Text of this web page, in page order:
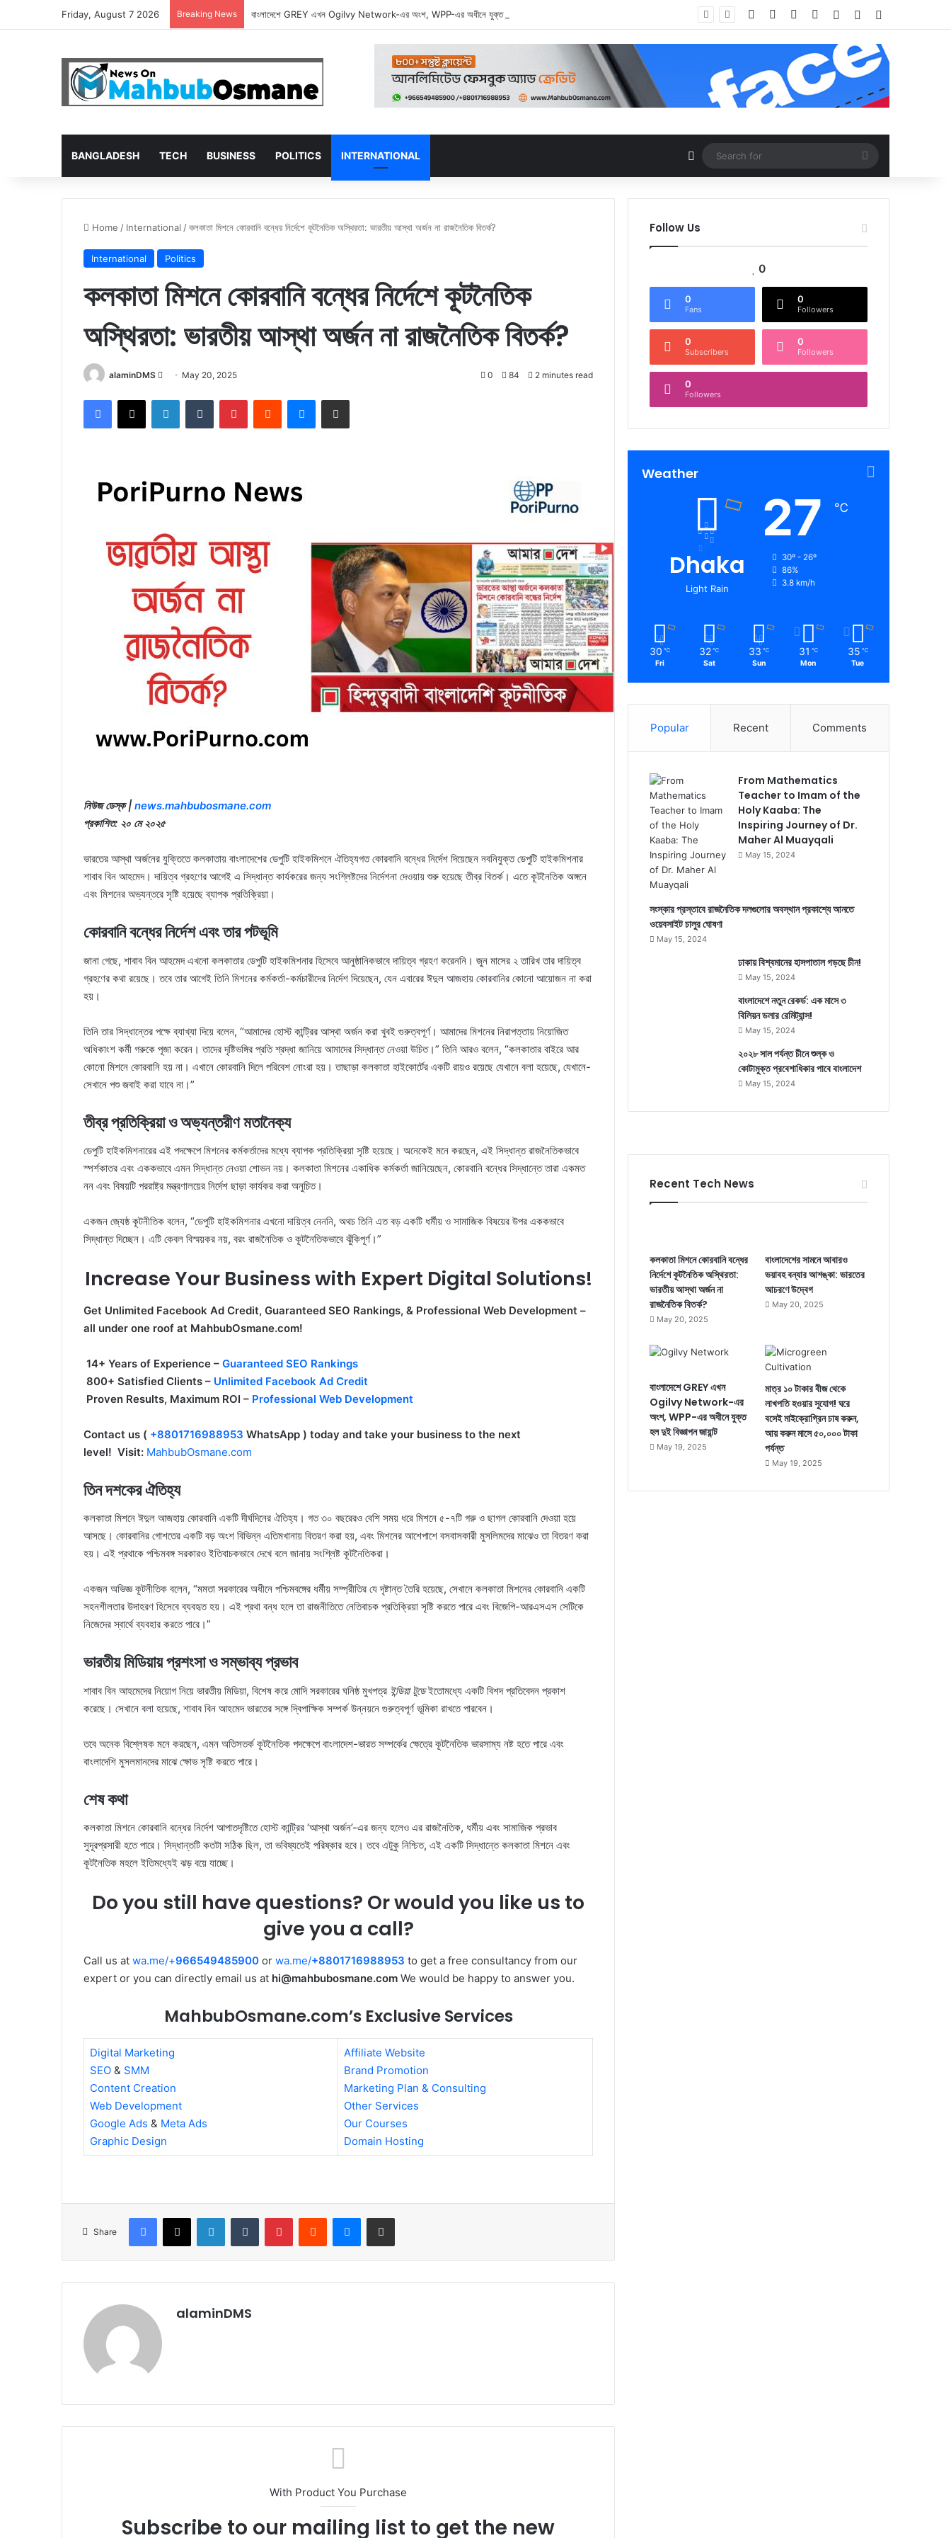
Friday, August 7 2026 Breaking News বাংলাদেশে GREY এখন Ogilvy Network-এর অংশ, WPP-এর অধীনে যুক্ত হল দুই বিজ্ঞাপন জায়ান্ট Facebook YouTubeInstagram
Log InRandom Article
BANGLADESH TECH BUSINESS POLITICS INTERNATIONAL Random Article
Search
for
Home / International /কলকাতা মিশনে কোরবানি বন্ধের নির্দেশে কূটনৈতিক অস্থিরতা: ভারতীয় আস্থা অর্জন না রাজনৈতিক বিতর্ক?
International Politics
কলকাতা মিশনে কোরবানি বন্ধের নির্দেশে কূটনৈতিক
অস্থিরতা: ভারতীয় আস্থা অর্জন না রাজনৈতিক বিতর্ক?
alaminDMS
Send
email
May 20, 2025 0 84 2 minutes read
Facebook
X LinkedInTumblr PinterestReddit Messenger
Share via Email
নিউজ ডেস্ক | news.mahbubosmane.com
প্রকাশিত: ২০ মে ২০২৫
ভারতের আস্থা অর্জনের যুক্তিতে কলকাতায় বাংলাদেশের ডেপুটি হাইকমিশনে ঐতিহ্যগত কোরবানি বন্ধের নির্দেশ দিয়েছেন নবনিযুক্ত ডেপুটি হাইকমিশনার
শাবাব বিন আহমেদ। দায়িত্ব গ্রহণের আগেই এ সিদ্ধান্ত কার্যকরের জন্য সংশ্লিষ্টদের নির্দেশনা দেওয়ায় শুরু হয়েছে তীব্র বিতর্ক। এতে কূটনৈতিক অঙ্গনে
এবং মিশনের অভ্যন্তরে সৃষ্টি হয়েছে ব্যাপক প্রতিক্রিয়া।
কোরবানি বন্ধের নির্দেশ এবং তার পটভূমি
জানা গেছে, শাবাব বিন আহমেদ এখনো কলকাতার ডেপুটি হাইকমিশনার হিসেবে আনুষ্ঠানিকভাবে দায়িত্ব গ্রহণ করেননি। জুন মাসের ২ তারিখ তার দায়িত্ব
গ্রহণের কথা রয়েছে। তবে তার আগেই তিনি মিশনের কর্মকর্তা-কর্মচারীদের নির্দেশ দিয়েছেন, যেন এবারের ঈদুল আজহায় কোরবানির কোনো আয়োজন না করা
হয়।
তিনি তার সিদ্ধান্তের পক্ষে ব্যাখ্যা দিয়ে বলেন, “আমাদের হোস্ট কান্ট্রির আস্থা অর্জন করা খুবই গুরুত্বপূর্ণ। আমাদের মিশনের নিরাপত্তায় নিয়োজিত
অধিকাংশ কর্মী গরুকে পূজা করেন। তাদের দৃষ্টিভঙ্গির প্রতি শ্রদ্ধা জানিয়ে আমাদের সিদ্ধান্ত নেওয়া উচিত।” তিনি আরও বলেন, “কলকাতার বাইরে আর
কোনো মিশনে কোরবানি হয় না। এখানে কোরবানি দিলে পরিবেশ নোংরা হয়। তাছাড়া কলকাতা হাইকোর্টের একটি রায়ও রয়েছে যেখানে বলা হয়েছে, যেখানে-
সেখানে পশু জবাই করা যাবে না।”
তীব্র প্রতিক্রিয়া ও অভ্যন্তরীণ মতানৈক্য
ডেপুটি হাইকমিশনারের এই পদক্ষেপে মিশনের কর্মকর্তাদের মধ্যে ব্যাপক প্রতিক্রিয়া সৃষ্টি হয়েছে। অনেকেই মনে করছেন, এই সিদ্ধান্ত রাজনৈতিকভাবে
স্পর্শকাতর এবং এককভাবে এমন সিদ্ধান্ত নেওয়া শোভন নয়। কলকাতা মিশনের একাধিক কর্মকর্তা জানিয়েছেন, কোরবানি বন্ধের সিদ্ধান্তে তারা একমত
নন এবং বিষয়টি পররাষ্ট্র মন্ত্রণালয়ের নির্দেশ ছাড়া কার্যকর করা অনুচিত।
একজন জ্যেষ্ঠ কূটনীতিক বলেন, “ডেপুটি হাইকমিশনার এখনো দায়িত্ব নেননি, অথচ তিনি এত বড় একটি ধর্মীয় ও সামাজিক বিষয়ের উপর এককভাবে
সিদ্ধান্ত দিচ্ছেন। এটি কেবল বিস্ময়কর নয়, বরং রাজনৈতিক ও কূটনৈতিকভাবে ঝুঁকিপূর্ণ।”
Increase Your Business with Expert Digital Solutions!
Get Unlimited Facebook Ad Credit, Guaranteed SEO Rankings, & Professional Web Development –
all under one roof at MahbubOsmane.com!
14+ Years of Experience – Guaranteed SEO Rankings
800+ Satisfied Clients – Unlimited Facebook Ad Credit
Proven Results, Maximum ROI – Professional Web Development
Contact us ( +8801716988953 WhatsApp ) today and take your business to the next
level! Visit: MahbubOsmane.com
তিন দশকের ঐতিহ্য
কলকাতা মিশনে ঈদুল আজহায় কোরবানি একটি দীর্ঘদিনের ঐতিহ্য। গত ৩০ বছরেরও বেশি সময় ধরে মিশনে ৫-৭টি গরু ও ছাগল কোরবানি দেওয়া হয়ে
আসছে। কোরবানির গোশতের একটি বড় অংশ বিভিন্ন এতিমখানায় বিতরণ করা হয়, এবং মিশনের আশেপাশে বসবাসকারী মুসলিমদের মাঝেও তা বিতরণ করা
হয়। এই প্রথাকে পশ্চিমবঙ্গ সরকারও ইতিবাচকভাবে দেখে বলে জানায় সংশ্লিষ্ট কূটনৈতিকরা।
একজন অভিজ্ঞ কূটনীতিক বলেন, “মমতা সরকারের অধীনে পশ্চিমবঙ্গের ধর্মীয় সম্প্রীতির যে দৃষ্টান্ত তৈরি হয়েছে, সেখানে কলকাতা মিশনের কোরবানি একটি
সহনশীলতার উদাহরণ হিসেবে ব্যবহৃত হয়। এই প্রথা বন্ধ হলে তা রাজনীতিতে নেতিবাচক প্রতিক্রিয়া সৃষ্টি করতে পারে এবং বিজেপি-আরএসএস সেটিকে
নিজেদের স্বার্থে ব্যবহার করতে পারে।”
ভারতীয় মিডিয়ায় প্রশংসা ও সম্ভাব্য প্রভাব
শাবাব বিন আহমেদের নিয়োগ নিয়ে ভারতীয় মিডিয়া, বিশেষ করে মোদি সরকারের ঘনিষ্ঠ মুখপত্র ইন্ডিয়া টুডেইতোমধ্যে একটি বিশদ প্রতিবেদন প্রকাশ
করেছে। সেখানে বলা হয়েছে, শাবাব বিন আহমেদ ভারতের সঙ্গে দ্বিপাক্ষিক সম্পর্ক উন্নয়নে গুরুত্বপূর্ণ ভূমিকা রাখতে পারবেন।
তবে অনেক বিশ্লেষক মনে করছেন, এমন অতিসতর্ক কূটনৈতিক পদক্ষেপে বাংলাদেশ-ভারত সম্পর্কের ক্ষেত্রে কূটনৈতিক ভারসাম্য নষ্ট হতে পারে এবং
বাংলাদেশি মুসলমানদের মাঝে ক্ষোভ সৃষ্টি করতে পারে।
শেষ কথা
কলকাতা মিশনে কোরবানি বন্ধের নির্দেশ আপাতদৃষ্টিতে হোস্ট কান্ট্রির ‘আস্থা অর্জন’-এর জন্য হলেও এর রাজনৈতিক, ধর্মীয় এবং সামাজিক প্রভাব
সুদূরপ্রসারী হতে পারে। সিদ্ধান্তটি কতটা সঠিক ছিল, তা ভবিষ্যতেই পরিষ্কার হবে। তবে এটুকু নিশ্চিত, এই একটি সিদ্ধান্তে কলকাতা মিশনে এবং
কূটনৈতিক মহলে ইতিমধ্যেই ঝড় বয়ে যাচ্ছে।
Do you still have questions? Or would you like us to
give you a call?
Call us at wa.me/+966549485900 or wa.me/+8801716988953 to get a free consultancy from our
expert or you can directly email us at hi@mahbubosmane.com We would be happy to answer you.
MahbubOsmane.com’s Exclusive Services
Digital Marketing
SEO& SMM
Content Creation
Web Development
Google Ads & Meta Ads
Graphic Design
Affiliate Website
Brand Promotion
Marketing Plan & Consulting
Other Services
Our Courses
Domain Hosting
Share
Facebook
X LinkedInTumblr PinterestReddit Messenger
Share via Email
alaminDMS
With Product You Purchase
Subscribe to our mailing list to get the new
Follow Us
0
0
Fans
0
Followers
0
Subscribers
0
Followers
0
Followers
Weather
Dhaka
Light Rain
27 ℃
30º - 26º
86%
3.8 km/h
30 ℃
Fri
32 ℃
Sat
33 ℃
Sun
31 ℃
Mon
35 ℃
Tue
Popular Recent Comments
From Mathematics
Teacher to Imam of the
Holy Kaaba: The
Inspiring Journey of Dr.
Maher Al Muayqali
May 15, 2024
সংস্কার প্রস্তাবে রাজনৈতিক দলগুলোর অবস্থান প্রকাশ্যে আনতে
ওয়েবসাইট চালুর ঘোষণা
May 15, 2024
ঢাকায় বিশ্বমানের হাসপাতাল গড়ছে চীন!
May 15, 2024
বাংলাদেশে নতুন রেকর্ড: এক মাসে ৩
বিলিয়ন ডলার রেমিট্যান্স!
May 15, 2024
২০২৮ সাল পর্যন্ত চীনে শুল্ক ও
কোটামুক্ত প্রবেশাধিকার পাবে বাংলাদেশ
May 15, 2024
Recent Tech News
কলকাতা মিশনে কোরবানি বন্ধের
নির্দেশে কূটনৈতিক অস্থিরতা:
ভারতীয় আস্থা অর্জন না
রাজনৈতিক বিতর্ক?
May 20, 2025
বাংলাদেশের সামনে আবারও
ভয়াবহ বন্যার আশঙ্কা: ভারতের
আচরণে উদ্বেগ
May 20, 2025
বাংলাদেশে GREY এখন
Ogilvy Network-এর
অংশ, WPP-এর অধীনে যুক্ত
হল দুই বিজ্ঞাপন জায়ান্ট
May 19, 2025
মাত্র ১০ টাকার বীজ থেকে
লাখপতি হওয়ার সুযোগ! ঘরে
বসেই মাইক্রোগ্রিন চাষ করুন,
আয় করুন মাসে ৫০,০০০ টাকা
পর্যন্ত
May 19, 2025